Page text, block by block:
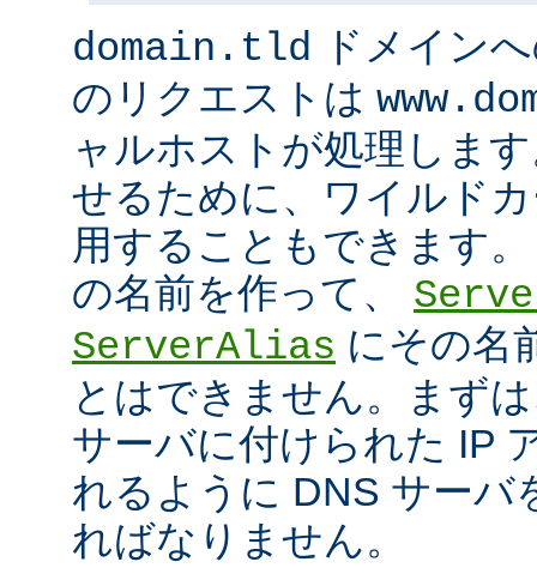
domain.tld ドメイン
のリクエストは
ャルホストが処理しま
せるために、ワイルド
用することもできます
の名前を作って、
ServerAlias にその名
とはできません。まず
サーバに付けられた IP
れるように DNS サーバ
ればなりません。